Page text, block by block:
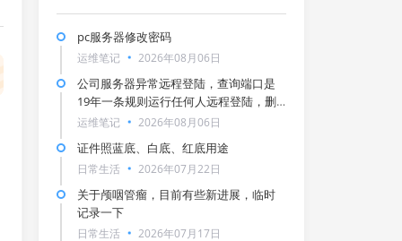
pc服务器修改密码
运维笔记 2026年08月06日
公司服务器异常远程登陆，查询端口是
19年一条规则运行任何人远程登陆，删
除！
运维笔记 2026年08月06日
证件照蓝底、白底、红底用途
日常生活 2026年07月22日
关于颅咽管瘤，目前有些新进展，临时
记录一下
日常生活 2026年07月17日